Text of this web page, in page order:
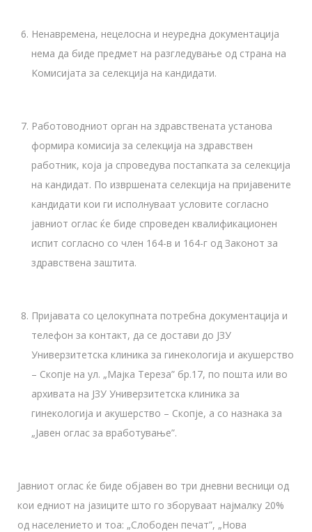
Ненавремена, нецелосна и неуредна документација
нема да биде предмет на разгледување од страна на
Kомисијата за селекција на кандидати.
Работоводниот орган на здравствената установа
формира комисија за селекција на здравствен
работник, која ја спроведува постапката за селекција
на кандидат. По извршената селекција на пријавените
кандидати кои ги исполнуваат условите согласно
јавниот оглас ќе биде спроведен квалификационен
испит согласно со член 164-в и 164-г од Законот за
здравствена заштита.
Пријавата со целокупната потребна документација и
телефон за контакт, да се достави до ЈЗУ
Универзитетска клиника за гинекологија и акушерство
– Скопје на ул. „Мајка Тереза” бр.17, по пошта или во
архивата на ЈЗУ Универзитетска клиника за
гинекологија и акушерство – Скопје, a со назнака за
„Јавен оглас за вработување”.
Јавниот оглас ќе биде објавен во три дневни весници од
кои едниот на јазиците што го зборуваат најмалку 20%
од населението и тоа: „Слободен печат”, „Нова